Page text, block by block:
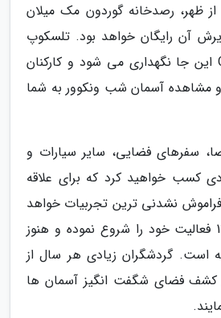
7 تا 11 بعد از ظهر، رصدخانه گوردون مک میلان
آن رایگان خواهد بود. تلسکوپ
نیم متری Cassegrain این جا نگهداری می شود و کارکنان
آسمان شب ونکوور به شما
سفرهای فضایی، سایر سیارات و
کسب خواهید کرد که برای علاقه
نشدنی ترین تجربیات خواهد
بود. مرکز از سال 1968 فعالیت خود را شروع نموده و هنوز
است. گردشگران زیادی هر سال از
کشف فضای شگفت انگیز آسمان ها